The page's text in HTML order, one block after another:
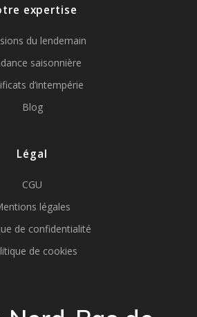
expertise
du lendemain
saisonnière
d’intempérie
Blog
Légal
CGU
légales
de confidentialité
de cookies